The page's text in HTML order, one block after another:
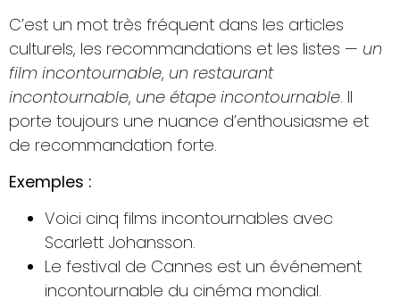
C’est un mot très fréquent dans les articles
culturels, les recommandations et les listes — un
film incontournable, un restaurant
incontournable, une étape incontournable. Il
porte toujours une nuance d’enthousiasme et
de recommandation forte.
Exemples :
Voici cinq films incontournables avec
Scarlett Johansson.
Le festival de Cannes est un événement
incontournable du cinéma mondial.